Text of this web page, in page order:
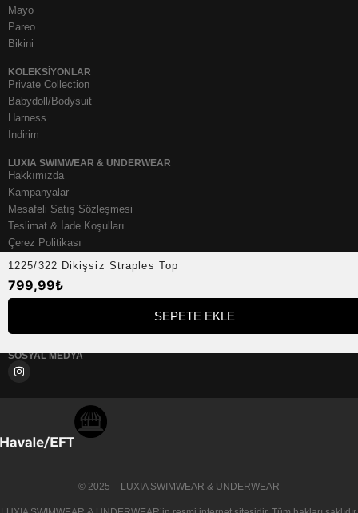
1225/322 Dikişsiz Straples Top
799,99₺
SEPETE EKLE
Mayo
Pareo
Bikini
KOLEKSIYONLAR
Private Collection
Babydoll/Bodysuit
Harness
İndirim
LUXIA SWIMWEAR & UNDERWEAR
Hakkımızda
Kampanyalar
Mesafeli Satış Sözleşmesi
Teslimat & İade Koşulları
Çerez Politikası
KVKK & Üye Kişisel Veri Aydınlatma Metni
Luxia Blog
YARDIM
SOSYAL MEDYA
© 2025 – LUXIA SWIMWEAR & UNDERWEAR